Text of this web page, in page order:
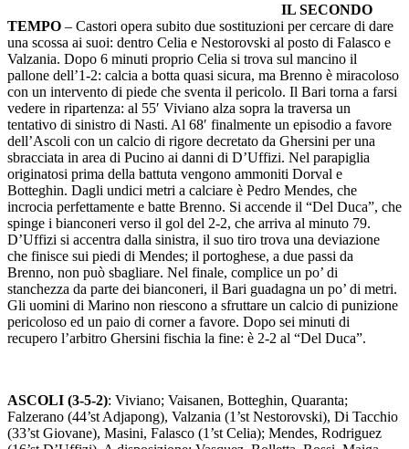
IL SECONDO
TEMPO – Castori opera subito due sostituzioni per cercare di dare
una scossa ai suoi: dentro Celia e Nestorovski al posto di Falasco e
Valzania. Dopo 6 minuti proprio Celia si trova sul mancino il
pallone dell’1-2: calcia a botta quasi sicura, ma Brenno è miracoloso
con un intervento di piede che sventa il pericolo. Il Bari torna a farsi
vedere in ripartenza: al 55′ Viviano alza sopra la traversa un
tentativo di sinistro di Nasti. Al 68′ finalmente un episodio a favore
dell’Ascoli con un calcio di rigore decretato da Ghersini per una
sbracciata in area di Pucino ai danni di D’Uffizi. Nel parapiglia
originatosi prima della battuta vengono ammoniti Dorval e
Botteghin. Dagli undici metri a calciare è Pedro Mendes, che
incrocia perfettamente e batte Brenno. Si accende il “Del Duca”, che
spinge i bianconeri verso il gol del 2-2, che arriva al minuto 79.
D’Uffizi si accentra dalla sinistra, il suo tiro trova una deviazione
che finisce sui piedi di Mendes; il portoghese, a due passi da
Brenno, non può sbagliare. Nel finale, complice un po’ di
stanchezza da parte dei bianconeri, il Bari guadagna un po’ di metri.
Gli uomini di Marino non riescono a sfruttare un calcio di punizione
pericoloso ed un paio di corner a favore. Dopo sei minuti di
recupero l’arbitro Ghersini fischia la fine: è 2-2 al “Del Duca”.
ASCOLI (3-5-2): Viviano; Vaisanen, Botteghin, Quaranta;
Falzerano (44’st Adjapong), Valzania (1’st Nestorovski), Di Tacchio
(33’st Giovane), Masini, Falasco (1’st Celia); Mendes, Rodriguez